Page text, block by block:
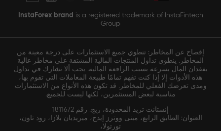
InstaForex brand is a registered trademark of InstaFintech
Group
إفصاح عن المخاطر: تنطوي جميع الاستثمارات على درجة معينة من
المخاطر. ينطوي تداول المنتجات المالية المشتقة على مخاطر عالية
بفقدان المال بسرعة بسبب الرافعة المالية. يجب ألا تشارك في تداول
هذه الأدوات إلا إذا كنت تفهم تمامًا طبيعة المعاملات التي تقوم بها،
ومدى تعرضك الفعلي للمخاطر. قد تكون هذه الأنواع من الاستثمارات
مناسبة لبعض المستثمرين، لكنها ليست للجميع.
إنستانت تريد المحدودة، ريج. رقم 1811672
العنوان: الطابق الرابع، مبنى ووترز إيدج، ميريديان بلازا، رود تاون،
تورتولا،